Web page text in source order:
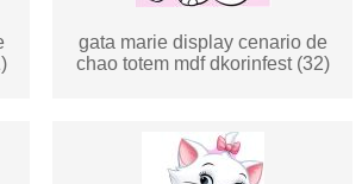
gata marie display cenario de
chao totem mdf dkorinfest (32)